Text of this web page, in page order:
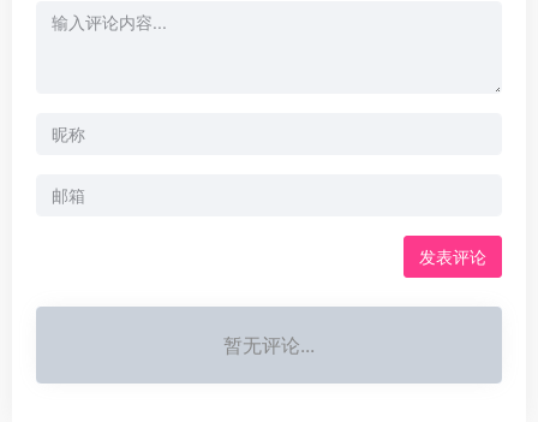
发表评论
暂无评论...